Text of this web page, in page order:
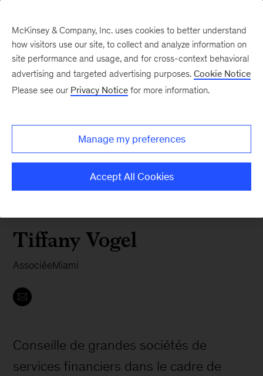
Tiffany Vogel
AssociéeMiami
Conseille de grandes sociétés de
services financiers dans le cadre de
McKinsey & Company, Inc. uses cookies to better understand
how visitors use our site, to collect and analyze information on
site performance and usage, and for cross-context behavioral
advertising and targeted advertising purposes. Cookie Notice
Please see our Privacy Notice for more information.
Manage my preferences
Accept All Cookies